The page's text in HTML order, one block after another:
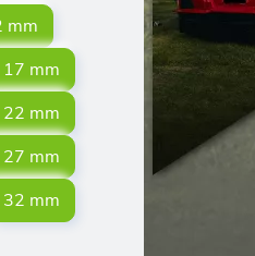
mm
17 mm
22 mm
27 mm
32 mm